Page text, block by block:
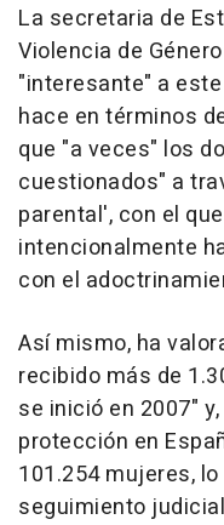
La secretaria de
Violencia de
"interesante" a
hace en términos
que "a veces" los
cuestionados" a
parental', con el
intencionalmente
con el
Así mismo, ha
recibido más de
se inició en 2007"
protección en
101.254 mujeres,
seguimiento